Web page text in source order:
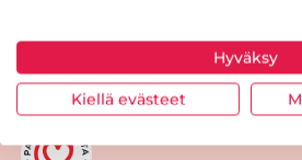
Hyväksy
Kiellä evästeet